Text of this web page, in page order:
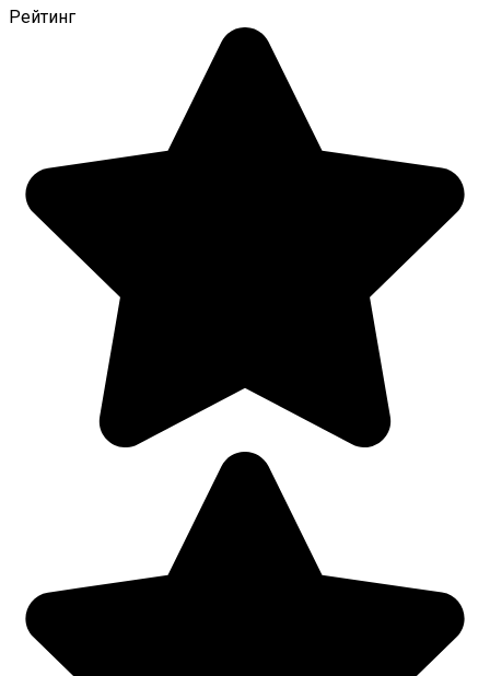
Рейтинг